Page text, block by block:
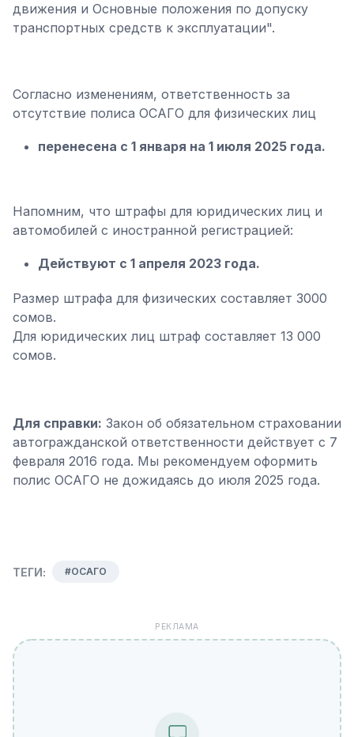
движения и Основные положения по допуску
транспортных средств к эксплуатации".
Согласно изменениям, ответственность за
отсутствие полиса ОСАГО для физических лиц
перенесена с 1 января на 1 июля 2025 года.
Напомним, что штрафы для юридических лиц и
автомобилей с иностранной регистрацией:
Действуют с 1 апреля 2023 года.
Размер штрафа для физических составляет 3000
сомов.
Для юридических лиц штраф составляет 13 000
сомов.
Для справки: Закон об обязательном страховании
автогражданской ответственности действует с 7
февраля 2016 года. Мы рекомендуем оформить
полис ОСАГО не дожидаясь до июля 2025 года.
ТЕГИ: #ОСАГО
РЕКЛАМА